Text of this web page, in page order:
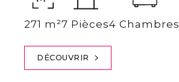
271 m²7 Pièces4 Chambres
DÉCOUVRIR